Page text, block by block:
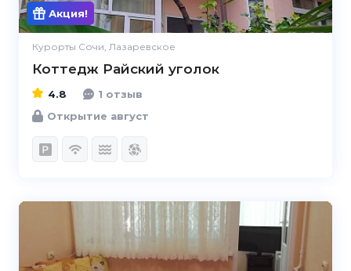
Акция!
Курорты Сочи, Лазаревское
Коттедж Райский уголок
4.8
1 отзыв
Открытие август